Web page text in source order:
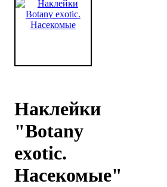
Наклейки
"Botany
exotic.
Насекомые"